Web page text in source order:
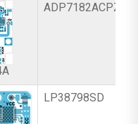
ADP7182ACPZ-R7
LP38798SD